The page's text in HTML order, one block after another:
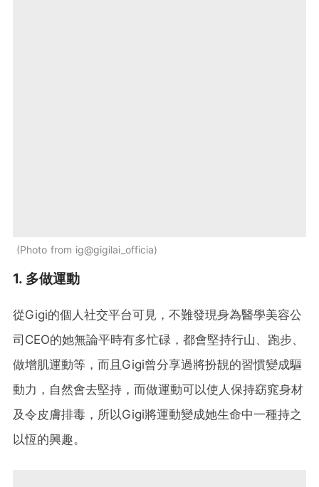
Photo from ig@gigilai_officia
1. 多做運動
從Gigi的個人社交平台可見，不難發現身為醫學美容公
司CEO的她無論平時有多忙碌，都會堅持行山、跑步、
做增肌運動等，而且Gigi曾分享過將扮靚的習慣變成驅
動力，自然會去堅持，而做運動可以使人保持窈窕身材
及令皮膚排毒，所以Gigi將運動變成她生命中一種持之
以恆的興趣。